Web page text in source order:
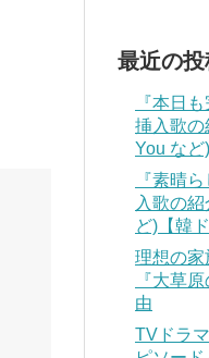
最近の投
『本日
挿入歌の
You など
『素晴
入歌の
ど)【韓
理想の家
『大草
由
TVドラ